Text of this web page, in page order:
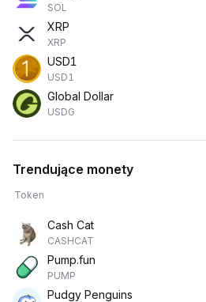
SOL
XRP
XRP
USD1
USD1
Global Dollar
USDG
Trendujące monety
Token
Cash Cat
CASHCAT
Pump.fun
PUMP
Pudgy Penguins